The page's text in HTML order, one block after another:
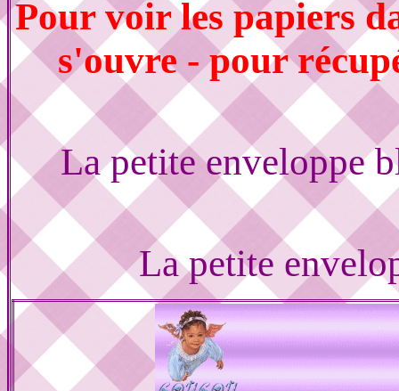
Pour voir les papiers
s'ouvre - pour
La petite enveloppe
La petite